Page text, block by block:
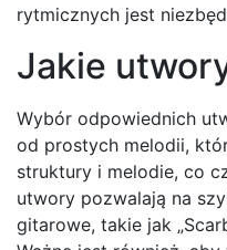
rytmicznych jest
Jakie
Wybór odpowiednich
od prostych melodii,
struktury i melodie, co
utwory pozwalają na
gitarowe, takie jak